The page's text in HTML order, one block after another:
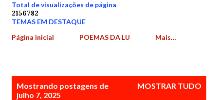
Total de visualizações de página
2156782
TEMAS EM DESTAQUE
Página inicial
POEMAS DA LU Mais…
Mostrando postagens de
julho 7, 2025
MOSTRAR TUDO